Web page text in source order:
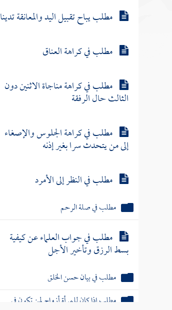
مطلب يباح تقبيل اليد والمعانقة تدينا
مطلب في كراهة العناق
مطلب في كراهة مناجاة الاثنين دون
الثالث حال الرفقة
مطلب في كراهة الجلوس والإصغاء
إلى من يتحدث سرا بغير إذنه
مطلب في النظر إلى الأمرد
مطلب في صلة الرحم
مطلب في جواب العلماء عن كيفية
بسط الرزق وتأخير الأجل
مطلب في بيان حسن الخلق
مطلب إذا كان للمرأة أزواج لمن تكون في